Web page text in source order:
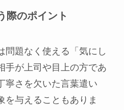
際のポイント
問題なく使える「気にし
手が上司や目上の方であ
寧さを欠いた言葉遣い
を与えることもありま